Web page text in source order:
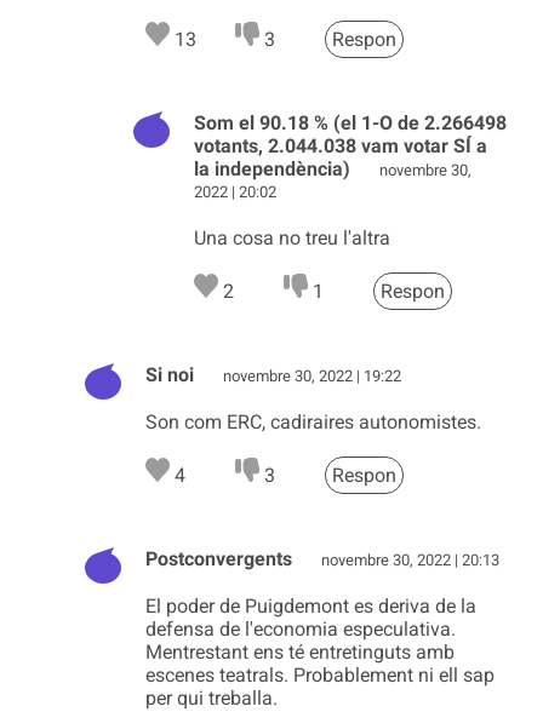
13 3 Respon
Som el 90.18 % (el 1-O de 2.266498
votants, 2.044.038 vam votar SÍ a
la independència)
novembre 30,
2022 | 20:02
Una cosa no treu l'altra
2 1 Respon
Si noi novembre 30, 2022 | 19:22
Son com ERC, cadiraires autonomistes.
4 3 Respon
Postconvergents novembre 30, 2022 | 20:13
El poder de Puigdemont es deriva de la
defensa de l'economia especulativa.
Mentrestant ens té entretinguts amb
escenes teatrals. Probablement ni ell sap
per qui treballa.